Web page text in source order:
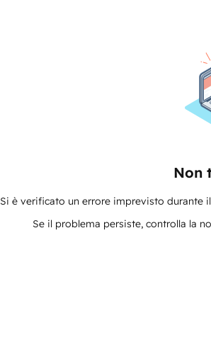
Non
Si è verificato un errore imprevisto durante
Se il problema persiste, controlla la